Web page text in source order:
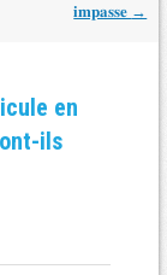
𝐢𝐦𝐩𝐚𝐬𝐬𝐞 →
en
ils